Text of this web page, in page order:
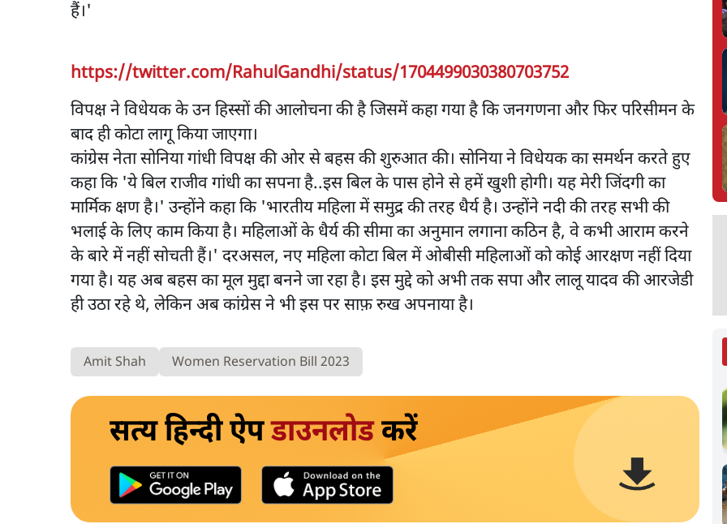
हैं।'
https://twitter.com/RahulGandhi/status/1704499030380703752
विपक्ष ने विधेयक के उन हिस्सों की आलोचना की है जिसमें कहा गया है कि जनगणना और फिर परिसीमन के
बाद ही कोटा लागू किया जाएगा।
कांग्रेस नेता सोनिया गांधी विपक्ष की ओर से बहस की शुरुआत की। सोनिया ने विधेयक का समर्थन करते हुए
कहा कि 'ये बिल राजीव गांधी का सपना है..इस बिल के पास होने से हमें खुशी होगी। यह मेरी जिंदगी का
मार्मिक क्षण है।' उन्होंने कहा कि 'भारतीय महिला में समुद्र की तरह धैर्य है। उन्होंने नदी की तरह सभी की
भलाई के लिए काम किया है। महिलाओं के धैर्य की सीमा का अनुमान लगाना कठिन है, वे कभी आराम करने
के बारे में नहीं सोचती हैं।' दरअसल, नए महिला कोटा बिल में ओबीसी महिलाओं को कोई आरक्षण नहीं दिया
गया है। यह अब बहस का मूल मुद्दा बनने जा रहा है। इस मुद्दे को अभी तक सपा और लालू यादव की आरजेडी
ही उठा रहे थे, लेकिन अब कांग्रेस ने भी इस पर साफ़ रुख अपनाया है।
Amit Shah Women Reservation Bill 2023
सत्य हिन्दी ऐपडाउनलोडकरें